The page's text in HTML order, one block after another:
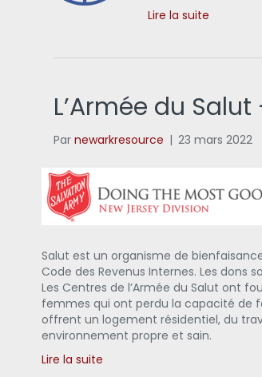
Lire la suite
L’Armée du
Parnewarkresource | 23 mars 2022
Salut est un organisme de
Code des Revenus Internes. Les dons
Les Centres de l’Armée du Salut ont
femmes qui ont perdu la capacité de
offrent un logement résidentiel, du
environnement propre et sain.
Lire la suite